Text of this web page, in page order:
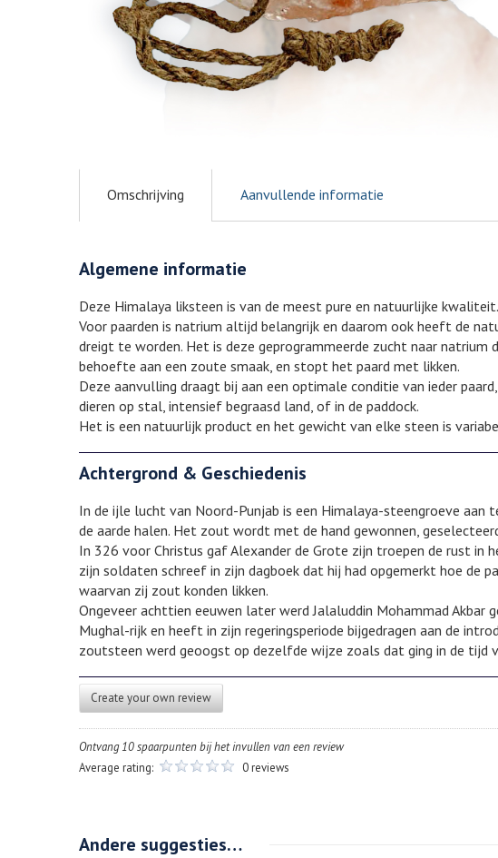
Omschrijving Aanvullende informatie
Algemene informatie
Deze Himalaya liksteen is van de meest pure en natuurlijke kwaliteit.
Voor paarden is natrium altijd belangrijk en daarom ook heeft de
dreigt te worden. Het is deze geprogrammeerde zucht naar
behoefte aan een zoute smaak, en stopt het paard met likken.
Deze aanvulling draagt bij aan een optimale conditie van ieder
dieren op stal, intensief begraasd land, of in de paddock.
Het is een natuurlijk product en het gewicht van elke steen is
Achtergrond & Geschiedenis
In de ijle lucht van Noord-Punjab is een Himalaya-steengroeve
de aarde halen. Het zout wordt met de hand gewonnen,
In 326 voor Christus gaf Alexander de Grote zijn troepen de rust in
zijn soldaten schreef in zijn dagboek dat hij had opgemerkt hoe de
waarvan zij zout konden likken.
Ongeveer achttien eeuwen later werd Jalaluddin Mohammad Akbar
Mughal-rijk en heeft in zijn regeringsperiode bijgedragen aan de
zoutsteen werd geoogst op dezelfde wijze zoals dat ging in de tijd
Create your own review
Ontvang 10 spaarpunten bij het invullen van een review
Average rating:
0 reviews
Andere suggesties…